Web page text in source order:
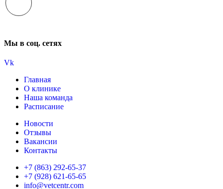
Мы в соц. сетях
Vk
Главная
О клинике
Наша команда
Расписание
Новости
Отзывы
Вакансии
Контакты
+7 (863) 292-65-37
+7 (928) 621-65-65
info@vetcentr.com